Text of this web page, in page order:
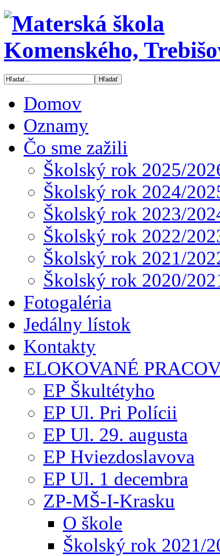
Domov
Oznamy
Čo sme zažili
Školský rok 2025/
Školský rok 2024/
Školský rok 2023/
Školský rok 2022/
Školský rok 2021/
Školský rok 2020/
Fotogaléria
Jedálny lístok
Kontakty
ELOKOVANÉ
EP Škultétyho
EP Ul. Pri Polícii
EP Ul. 29. augusta
EP Hviezdoslavova
EP Ul. 1 decembra
ZP-MŠ-I-Krasku
O škole
Školský rok 2021/